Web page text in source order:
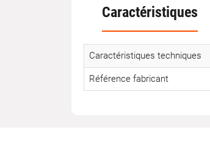
Caractéristiques
Caractéristiques techniques
Référence fabricant